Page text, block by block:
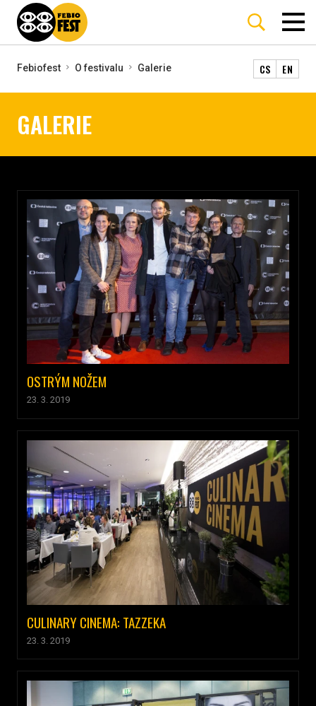
Febiofest O festivalu Galerie CS EN
GALERIE
OSTRÝM NOŽEM
23. 3. 2019
CULINARY CINEMA: TAZZEKA
23. 3. 2019